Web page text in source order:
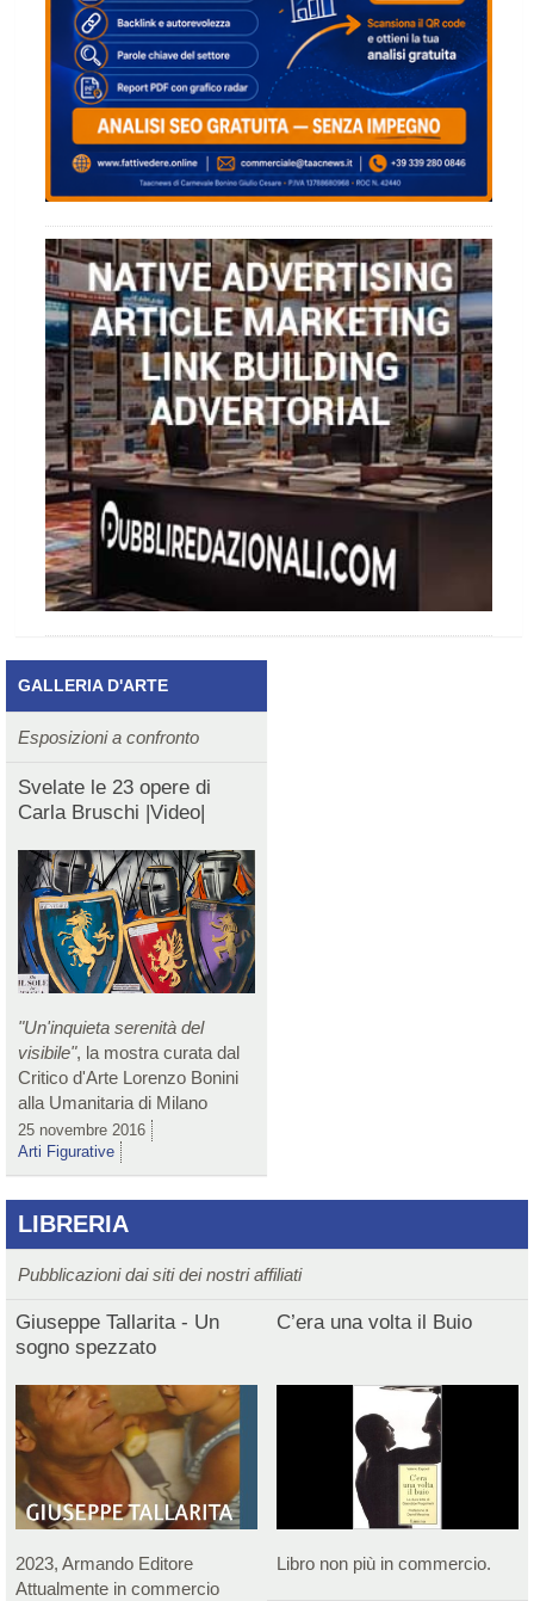
GALLERIA D'ARTE
Esposizioni a confronto
Svelate le 23 opere di
Carla Bruschi |Video|
"Un'inquieta serenità del
visibile", la mostra curata dal
Critico d'Arte Lorenzo Bonini
alla Umanitaria di Milano
25 novembre 2016
Arti Figurative
LIBRERIA
Pubblicazioni dai siti dei nostri affiliati
Giuseppe Tallarita - Un
sogno spezzato
2023, Armando Editore
Attualmente in commercio
C’era una volta il Buio
Libro non più in commercio.